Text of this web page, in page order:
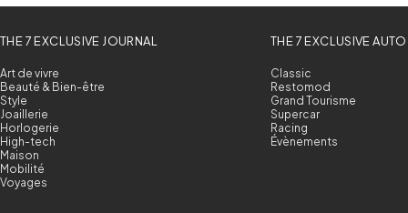
THE 7 EXCLUSIVE JOURNAL
Art de vivre
Beauté & Bien-être
Style
Joaillerie
Horlogerie
High-tech
Maison
Mobilité
Voyages
THE 7 EXCLUSIVE AUTO
Classic
Restomod
Grand Tourisme
Supercar
Racing
Évènements